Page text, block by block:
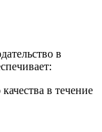
в
в течение